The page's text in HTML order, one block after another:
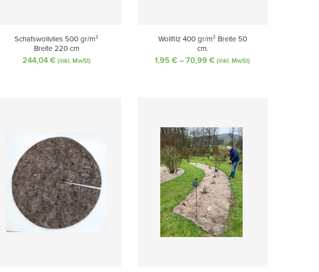
Schafswollvlies 500 gr/m²
Breite 220 cm
244,04 € (inkl. MwSt)
Wollfilz 400 gr/m² Breite 50
cm.
1,95€ –70,99€ Preisspanne:
(inkl. MwSt)